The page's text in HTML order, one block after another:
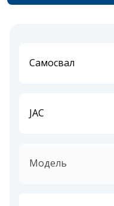
Самосвал
JAC
Модель